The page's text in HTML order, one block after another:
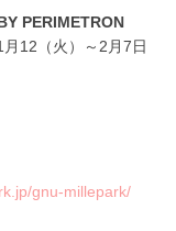
PERIMETRON
月 12 （火）～ 2 月7日
gnu-millepark/